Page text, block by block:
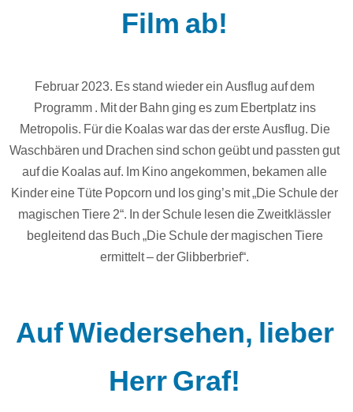
Film ab!
Februar 2023. Es stand wieder ein Ausflug auf dem
Programm . Mit der Bahn ging es zum Ebertplatz ins
Metropolis. Für die Koalas war das der erste Ausflug. Die
Waschbären und Drachen sind schon geübt und passten gut
auf die Koalas auf. Im Kino angekommen, bekamen alle
Kinder eine Tüte Popcorn und los ging’s mit „Die Schule der
magischen Tiere 2“. In der Schule lesen die Zweitklässler
begleitend das Buch „Die Schule der magischen Tiere
ermittelt – der Glibberbrief“.
Auf Wiedersehen, lieber
Herr Graf!